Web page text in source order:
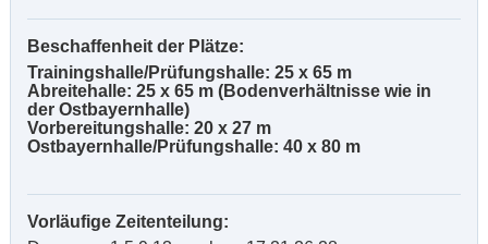
Beschaffenheit der Plätze:
Trainingshalle/Prüfungshalle: 25 x 65 m
Abreitehalle: 25 x 65 m (Bodenverhältnisse wie in
der Ostbayernhalle)
Vorbereitungshalle: 20 x 27 m
Ostbayernhalle/Prüfungshalle: 40 x 80 m
Vorläufige Zeitenteilung: